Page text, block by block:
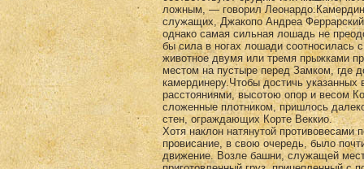
ложным, — говорил
служащих, Джакопо Андреа
однако самая сильная лошадь не
бы сила в ногах лошади соотносилась
животное двумя или тремя прыжками
местом на пу­стыре перед Замком, где
камердинеру.Чтобы достичь
расстояниями, вы­сотою опор и весом
сложенные плотником, пришлось
стен, ограждающих Корте Веккио.
Хотя наклон натянутой противовесами
провисание, в свою очередь, было
движение. Возле башни, служащей